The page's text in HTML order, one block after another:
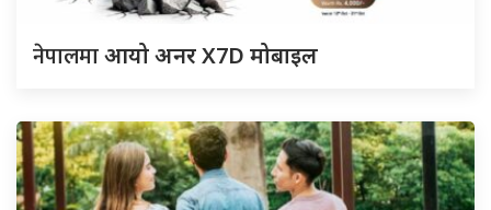
नेपालमाआयो अनर X7D मोबाइल